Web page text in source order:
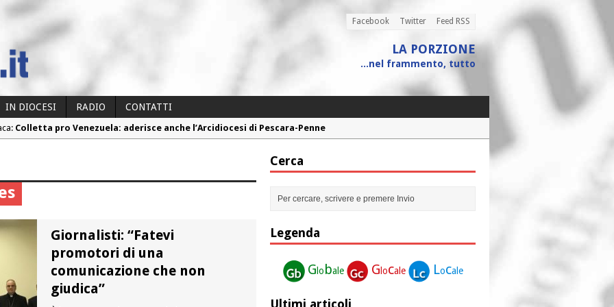
Facebook Twitter Feed RSS
LA PORZIONE
...nel frammento, tutto
IN DIOCESI RADIO
CONTATTI
Colletta pro Venezuela: aderisce anche l’Arcidiocesi di Pescara-Penne
Torna la festa della Madonnina a Montesilvano: “Tanta la devozione”
Giornalisti: “Fatevi
promotori di una
comunicazione che non
giudica”
Cerca
Legenda
G lobale G locale Locale
Ultimi articoli